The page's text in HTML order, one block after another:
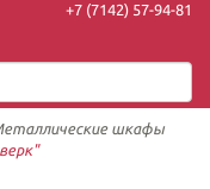
+7 (7142) 57-94-81
шкафы